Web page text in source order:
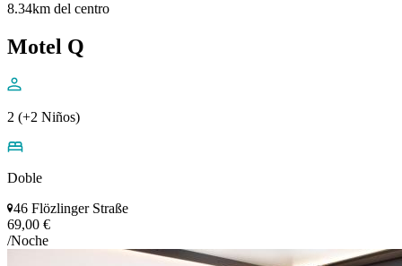
8.34km del centro
Motel Q
2 (+2 Niños)
Doble
46 Flözlinger Straße
69,00 €
/Noche